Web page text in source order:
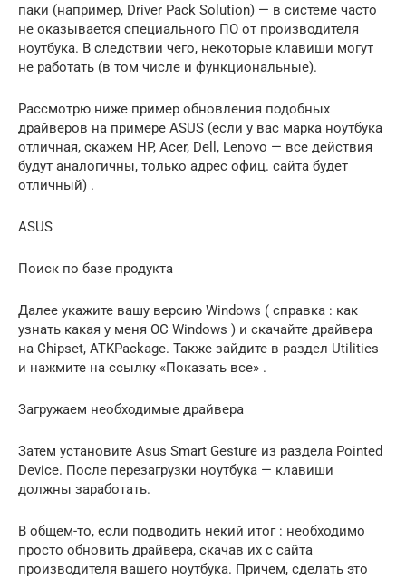
паки (например, Driver Pack Solution) — в системе часто
не оказывается специального ПО от производителя
ноутбука. В следствии чего, некоторые клавиши могут
не работать (в том числе и функциональные).
Рассмотрю ниже пример обновления подобных
драйверов на примере ASUS (если у вас марка ноутбука
отличная, скажем HP, Acer, Dell, Lenovo — все действия
будут аналогичны, только адрес офиц. сайта будет
отличный) .
ASUS
Поиск по базе продукта
Далее укажите вашу версию Windows ( справка : как
узнать какая у меня ОС Windows ) и скачайте драйвера
на Chipset, ATKPackage. Также зайдите в раздел Utilities
и нажмите на ссылку «Показать все» .
Загружаем необходимые драйвера
Затем установите Asus Smart Gesture из раздела Pointed
Device. После перезагрузки ноутбука — клавиши
должны заработать.
В общем-то, если подводить некий итог : необходимо
просто обновить драйвера, скачав их с сайта
производителя вашего ноутбука. Причем, сделать это